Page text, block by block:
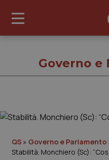
Cronache
Governo e
QS » Governo e Parlamento
Stabilità. Monchiero (Sc):